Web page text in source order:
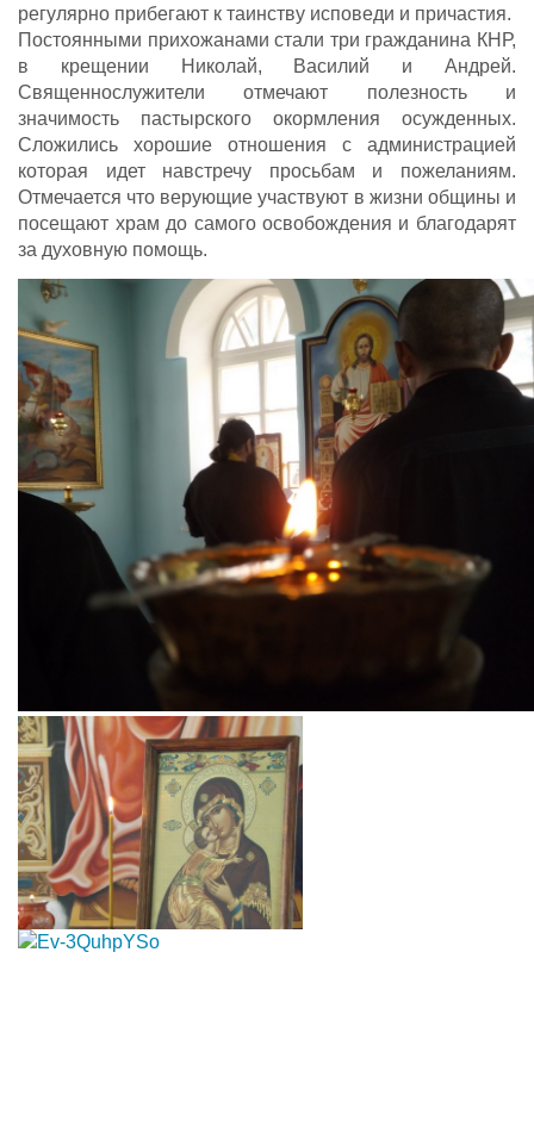
регулярно прибегают к таинству исповеди и причастия.
Постоянными прихожанами стали три гражданина КНР,
в крещении Николай, Василий и Андрей.
Священнослужители отмечают полезность и
значимость пастырского окормления осужденных.
Сложились хорошие отношения с администрацией
которая идет навстречу просьбам и пожеланиям.
Отмечается что верующие участвуют в жизни общины и
посещают храм до самого освобождения и благодарят
за духовную помощь.